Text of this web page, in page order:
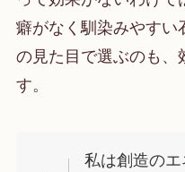
癖がなく馴染みやすい
の見た目で選ぶのも、
す。
私は創造の